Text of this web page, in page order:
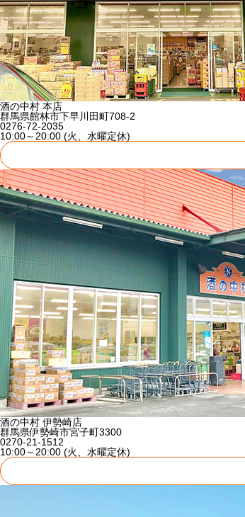
酒の中村 本店
群馬県館林市下早川田町708-2
0276-72-2035
10:00～20:00 (火、水曜定休)
酒の中村 伊勢崎店
群馬県伊勢崎市宮子町3300
0270-21-1512
10:00～20:00 (火、水曜定休)